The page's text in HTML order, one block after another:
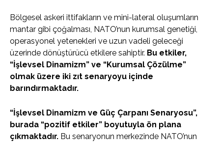
Bölgesel askeri ittifakların ve mini-lateral oluşumların
mantar gibi çoğalması, NATO’nun kurumsal genetiği,
operasyonel yetenekleri ve uzun vadeli geleceği
üzerinde dönüştürücü etkilere sahiptir. Bu etkiler,
“İşlevsel Dinamizm” ve “Kurumsal Çözülme”
olmak üzere iki zıt senaryoyu içinde
barındırmaktadır.
“İşlevsel Dinamizm ve Güç Çarpanı Senaryosu”,
burada “pozitif etkiler” boyutuyla ön plana
çıkmaktadır. Bu senaryonun merkezinde NATO’nun